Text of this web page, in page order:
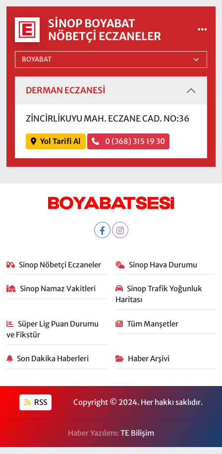
SINOP BOYABAT
NÖBETÇI ECZANELER
DERMAN ECZANESİ
ZİNCİRLİKUYU MAH. ECZANE CAD. NO:36
Yol Tarifi Al 0 (368) 315 19 30
Sinop Nöbetçi Eczaneler Sinop Hava Durumu
Sinop Namaz Vakitleri
Sinop Trafik Yoğunluk
Haritası
Süper Lig Puan Durumu
ve Fikstür
Tüm Manşetler
Son Dakika Haberleri Haber Arşivi
RSS Copyright © 2024. Her hakkı saklıdır.
Haber Yazılımı:TE Bilişim